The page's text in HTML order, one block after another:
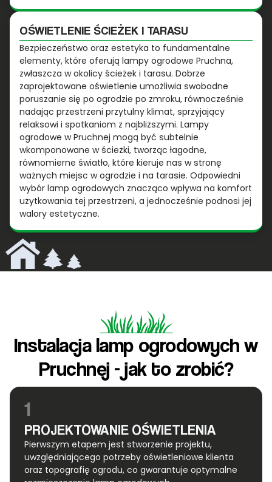
OŚWIETLENIE ŚCIEŻEK I TARASU
Bezpieczeństwo oraz estetyka to fundamentalne
elementy, które oferują lampy ogrodowe Pruchna,
zwłaszcza w okolicy ścieżek i tarasu. Dobrze
zaprojektowane oświetlenie umożliwia swobodne
poruszanie się po ogrodzie po zmroku, równocześnie
nadając przestrzeni przytulny klimat, sprzyjający
relaksowi i spotkaniom z najbliższymi. Lampy
ogrodowe w Pruchnej mogą być subtelnie
wkomponowane w ścieżki, tworząc łagodne,
równomierne światło, które kieruje nas w stronę
ważnych miejsc w ogrodzie i na tarasie. Odpowiedni
wybór lamp ogrodowych znacząco wpływa na komfort
użytkowania tej przestrzeni, a jednocześnie podnosi jej
walory estetyczne.
Instalacja lamp ogrodowych w
Pruchnej - jak to zrobić?
1
PROJEKTOWANIE OŚWIETLENIA
Pierwszym etapem jest stworzenie projektu,
uwzględniającego potrzeby oświetleniowe klienta
oraz topografię ogrodu, co gwarantuje optymalne